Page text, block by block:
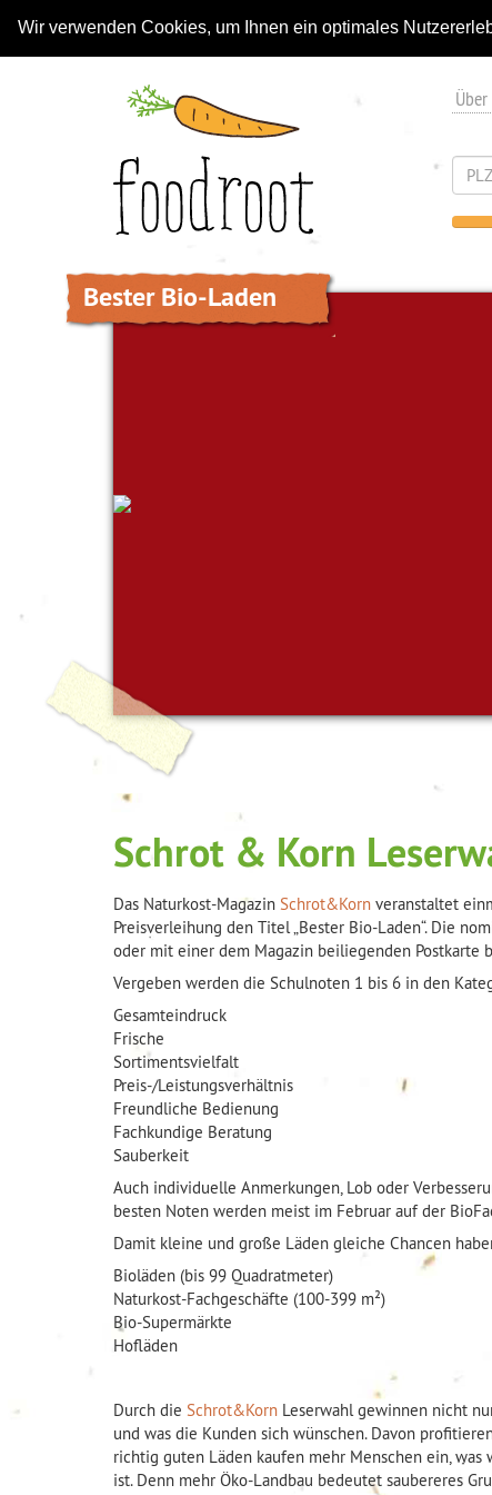
Wir verwenden Cookies, um Ihnen ein optimales
Bester Bio-Laden
Schrot & Korn
Das Naturkost-Magazin Schrot&Korn veranstaltet
Preisverleihung den Titel „Bester Bio-Laden“. Die
oder mit einer dem Magazin beiliegenden Postkarte
Vergeben werden die Schulnoten 1 bis 6 in den
Gesamteindruck
Frische
Sortimentsvielfalt
Preis-/Leistungsverhältnis
Freundliche Bedienung
Fachkundige Beratung
Sauberkeit
Auch individuelle Anmerkungen, Lob oder
besten Noten werden meist im Februar auf der
Damit kleine und große Läden gleiche Chancen
Bioläden (bis 99 Quadratmeter)
Naturkost-Fachgeschäfte (100-399 m²)
Bio-Supermärkte
Hofläden
Durch die Schrot&Korn Leserwahl gewinnen nicht
und was die Kunden sich wünschen. Davon
richtig guten Läden kaufen mehr Menschen ein,
ist. Denn mehr Öko-Landbau bedeutet saubereres